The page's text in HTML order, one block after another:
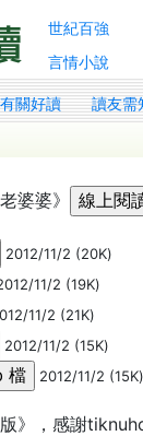
世紀百強
言情小說
有關好讀 讀友需
婆婆》
2012/11/2 (20K)
11/2 (19K)
11/2 (21K)
2012/11/2 (15K)
2012/11/2 (15K)
》，感謝